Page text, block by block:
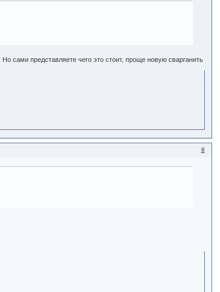
сами представляете чего это стоит, проще новую сварганить
8